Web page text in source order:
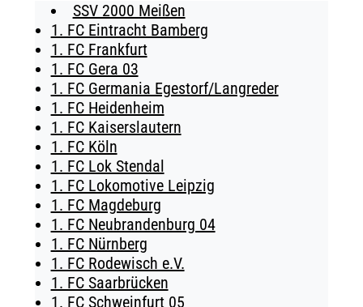
CLUBMITGLIEDSCHAFT
BUSINESS
SÜDKURVE
TICKETING
SSV 2000 Meißen
1. FC Eintracht Bamberg
1. FC Frankfurt
1. FC Gera 03
1. FC Germania Egestorf/Langreder
1. FC Heidenheim
1. FC Kaiserslautern
1. FC Köln
1. FC Lok Stendal
1. FC Lokomotive Leipzig
1. FC Magdeburg
1. FC Neubrandenburg 04
1. FC Nürnberg
1. FC Rodewisch e.V.
1. FC Saarbrücken
1. FC Schweinfurt 05